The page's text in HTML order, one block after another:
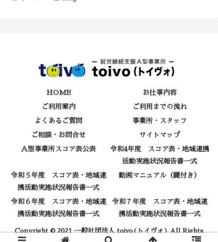
HOME お仕事内容
ご利用案内 ご利用までの流れ
よくあるご質問 事業所・スタッフ
ご相談・お問合せ サイトマップ
Ａ型事業所スコア表公表
令和4年度 スコア表・地域連携
活動実施状況報告書一式
令和５年度 スコア表・地域連
携活動実施状況報告書一式
動画マニュアル（鍵付き）
令和６年度 スコア表・地域連
携活動実施状況報告書一式
令和７年度 スコア表・地域連
携活動実施状況報告書一式
Copyright © 2021 一般社団法人 toivo(トイヴォ) All Rights